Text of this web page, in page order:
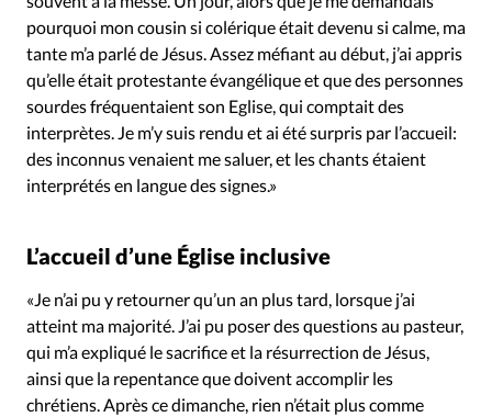
pourquoi mon cousin si colérique était devenu si calme, ma
tante m’a parlé de Jésus. Assez méfiant au début, j’ai appris
qu’elle était protestante évangélique et que des personnes
sourdes fréquentaient son Eglise, qui comptait des
interprètes. Je m’y suis rendu et ai été surpris par l’accueil:
des inconnus venaient me saluer, et les chants étaient
interprétés en langue des signes.»
L’accueil d’une Église inclusive
«Je n’ai pu y retourner qu’un an plus tard, lorsque j’ai
atteint ma majorité. J’ai pu poser des questions au pasteur,
qui m’a expliqué le sacrifice et la résurrection de Jésus,
ainsi que la repentance que doivent accomplir les
chrétiens. Après ce dimanche, rien n’était plus comme